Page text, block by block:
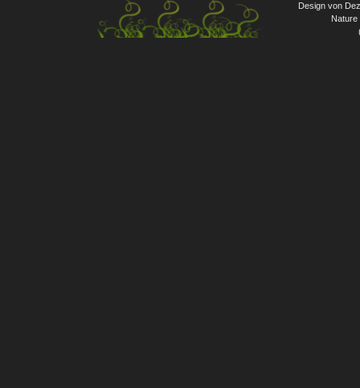
Design von
Nature